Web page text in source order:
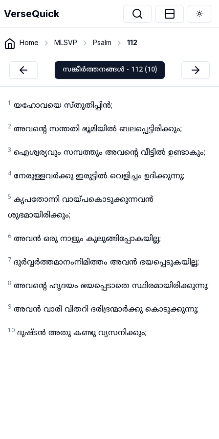
VerseQuick
Home MLSVP Psalm 112
സങ്കീർത്തനങ്ങൾ - 112 (10)
1 യഹോവയെ സ്തുതിപ്പിൻ;
2 അവന്റെ സന്തതി ഭൂമിയിൽ ബലപ്പെട്ടിരിക്കും;
3 ഐശ്വര്യവും സമ്പത്തും അവന്റെ വീട്ടിൽ ഉണ്ടാകും;
4 നേരുള്ളവർക്കു ഇരുട്ടിൽ വെളിച്ചം ഉദിക്കുന്നു;
5 കൃപതോന്നി വായ്പകൊടുക്കുന്നവൻ
ശുഭമായിരിക്കും;
6 അവൻ ഒരു നാളും കുലുങ്ങിപ്പോകയില്ല;
7 ദുർവ്വർത്തമാനംനിമിത്തം അവൻ ഭയപ്പെടുകയില്ല;
8 അവന്റെ ഹൃദയം ഭയപ്പെടാതെ സ്ഥിരമായിരിക്കുന്നു;
9 അവൻ വാരി വിതറി ദരിദ്രന്മാർക്കു കൊടുക്കുന്നു;
10 ദുഷ്ടൻ അതു കണ്ടു വ്യസനിക്കും;